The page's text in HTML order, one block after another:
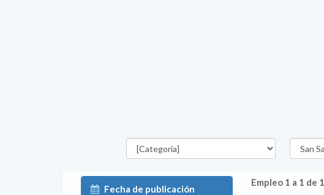
Categorías
Fecha de publicación
Empleo 1 a 1 de 1